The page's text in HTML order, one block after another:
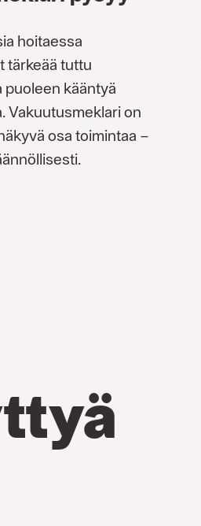
hoitaessa
tärkeää tuttu
puoleen kääntyä
Vakuutusmeklari on
osa toimintaa –